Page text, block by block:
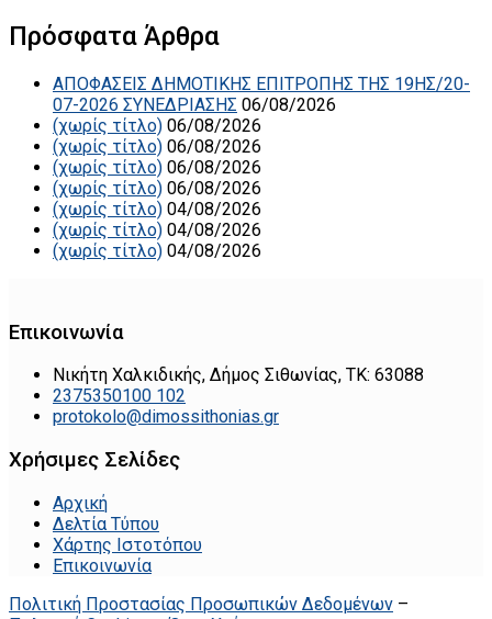
Πρόσφατα Άρθρα
ΑΠΟΦΑΣΕΙΣ ΔΗΜΟΤΙΚΗΣ ΕΠΙΤΡΟΠΗΣ ΤΗΣ 19ΗΣ/20-
07-2026 ΣΥΝΕΔΡΙΑΣΗΣ 06/08/2026
(χωρίς τίτλο) 06/08/2026
(χωρίς τίτλο) 06/08/2026
(χωρίς τίτλο) 06/08/2026
(χωρίς τίτλο) 06/08/2026
(χωρίς τίτλο) 04/08/2026
(χωρίς τίτλο) 04/08/2026
(χωρίς τίτλο) 04/08/2026
Επικοινωνία
Νικήτη Χαλκιδικής, Δήμος Σιθωνίας, ΤΚ: 63088
2375350100 102
protokolo@dimossithonias.gr
Χρήσιμες Σελίδες
Αρχική
Δελτία Τύπου
Χάρτης Ιστοτόπου
Επικοινωνία
Πολιτική Προστασίας Προσωπικών Δεδομένων –